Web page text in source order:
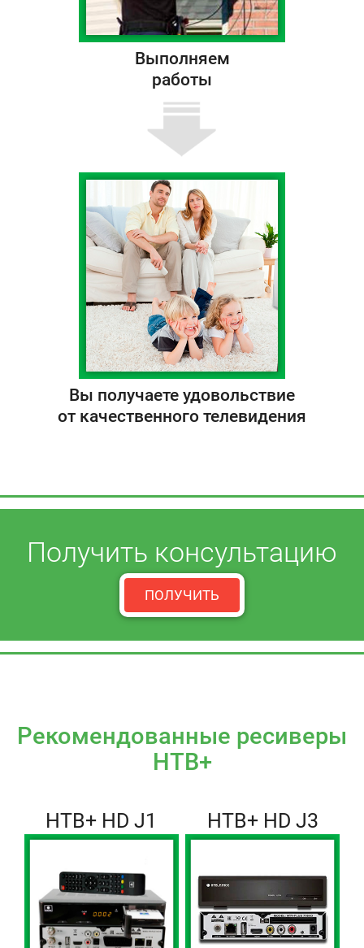
Выполняем
работы
Вы получаете удовольствие
от качественного телевидения
Получить консультацию
ПОЛУЧИТЬ
Рекомендованные ресиверы
НТВ+
НТВ+ HD J1 НТВ+ HD J3